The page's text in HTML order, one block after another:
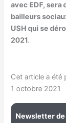
avec EDF,
bailleurs
USH qui se
2021.
Cet article a été
1 octobre 2021
Newsletter